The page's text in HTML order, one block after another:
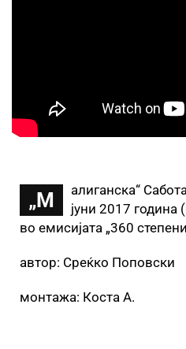
„М
алиганска“
јуни 2017
во емисијата „360
автор: Среќко Поповски
монтажа: Коста А.